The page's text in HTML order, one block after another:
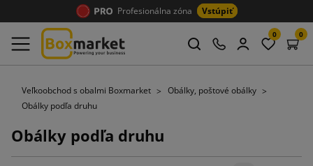
Profesionálna zóna Vstúpiť
0 0
Veľkoobchod s obalmi Boxmarket
Obálky, poštové obálky
Obálky podľa druhu
Obálky podľa druhu